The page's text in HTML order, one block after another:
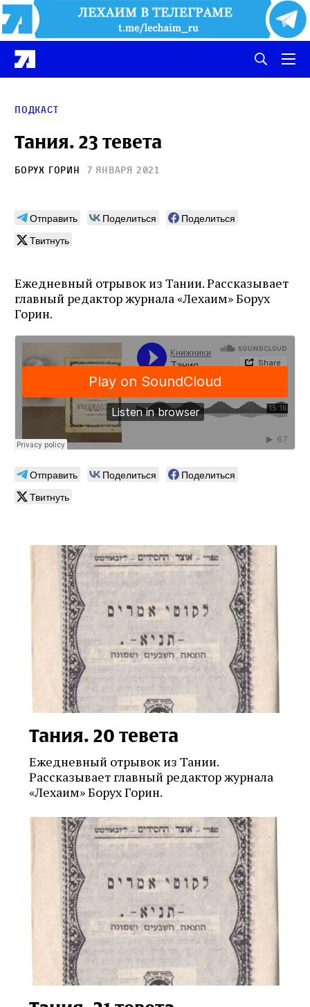
Подкаст
Тания. 23 тевета
Борух Горин 7 января 2021
Отправить Поделиться
Поделиться
Твитнуть
Ежедневный отрывок из Тании. Рассказывает
главный редактор журнала «Лехаим» Борух
Горин.
Отправить Поделиться
Поделиться
Твитнуть
Тания. 20 тевета
Ежедневный отрывок из Тании.
Рассказывает главный редактор журнала
«Лехаим» Борух Горин.